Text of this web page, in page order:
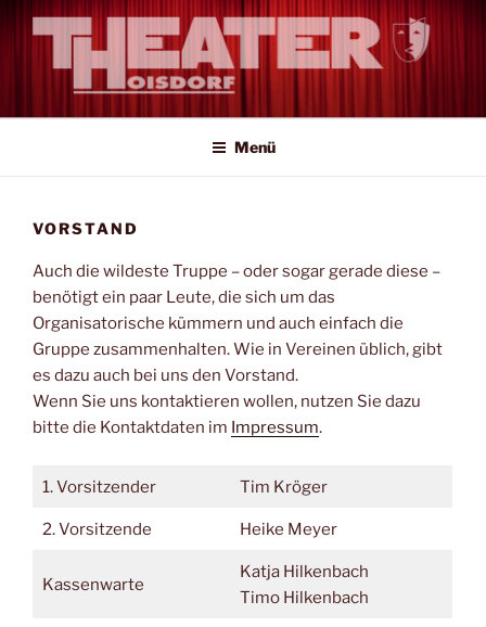
Zum
Inhalt
springen
Amateur-Theater auf Profi-Niveau
Menü
VORSTAND
Auch die wildeste Truppe – oder sogar gerade diese –
benötigt ein paar Leute, die sich um das
Organisatorische kümmern und auch einfach die
Gruppe zusammenhalten. Wie in Vereinen üblich, gibt
es dazu auch bei uns den Vorstand.
Wenn Sie uns kontaktieren wollen, nutzen Sie dazu
bitte die Kontaktdaten im Impressum.
1. Vorsitzender Tim Kröger
2. Vorsitzende Heike Meyer
Kassenwarte
Katja Hilkenbach
Timo Hilkenbach